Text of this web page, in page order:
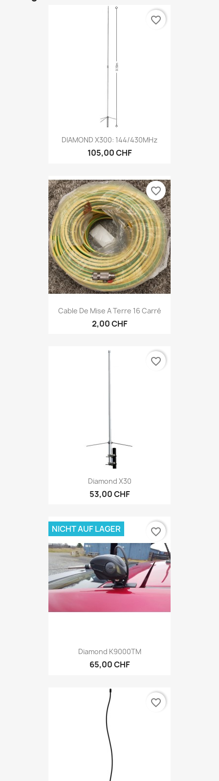
DIAMOND X300: 144/430MHz
105,00 CHF
favorite_border
Cable De Mise A Terre 16 Carré
2,00 CHF
favorite_border
Diamond X30
53,00 CHF
favorite_border
Diamond K9000TM
65,00 CHF
NICHT AUF LAGER favorite_border
favorite_border